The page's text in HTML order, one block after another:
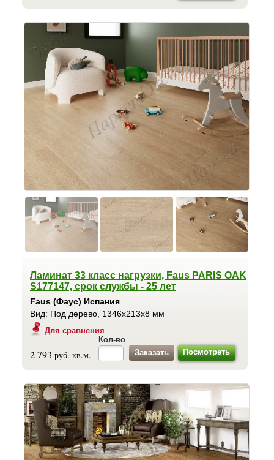
Ламинат 33 класс нагрузки, Faus PARIS OAK
S177147, срок службы - 25 лет
Faus (Фаус) Испания
Вид: Под дерево, 1346x213x8 мм
Для сравнения
2 793 руб. кв.м.
Кол-во
Посмотреть